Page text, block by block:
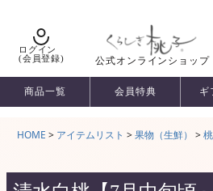
ログイン
(会員登録)
公式オンラインショップ
商品一覧 会員特典 ギ
HOME アイテムリスト 果物（生鮮） 桃